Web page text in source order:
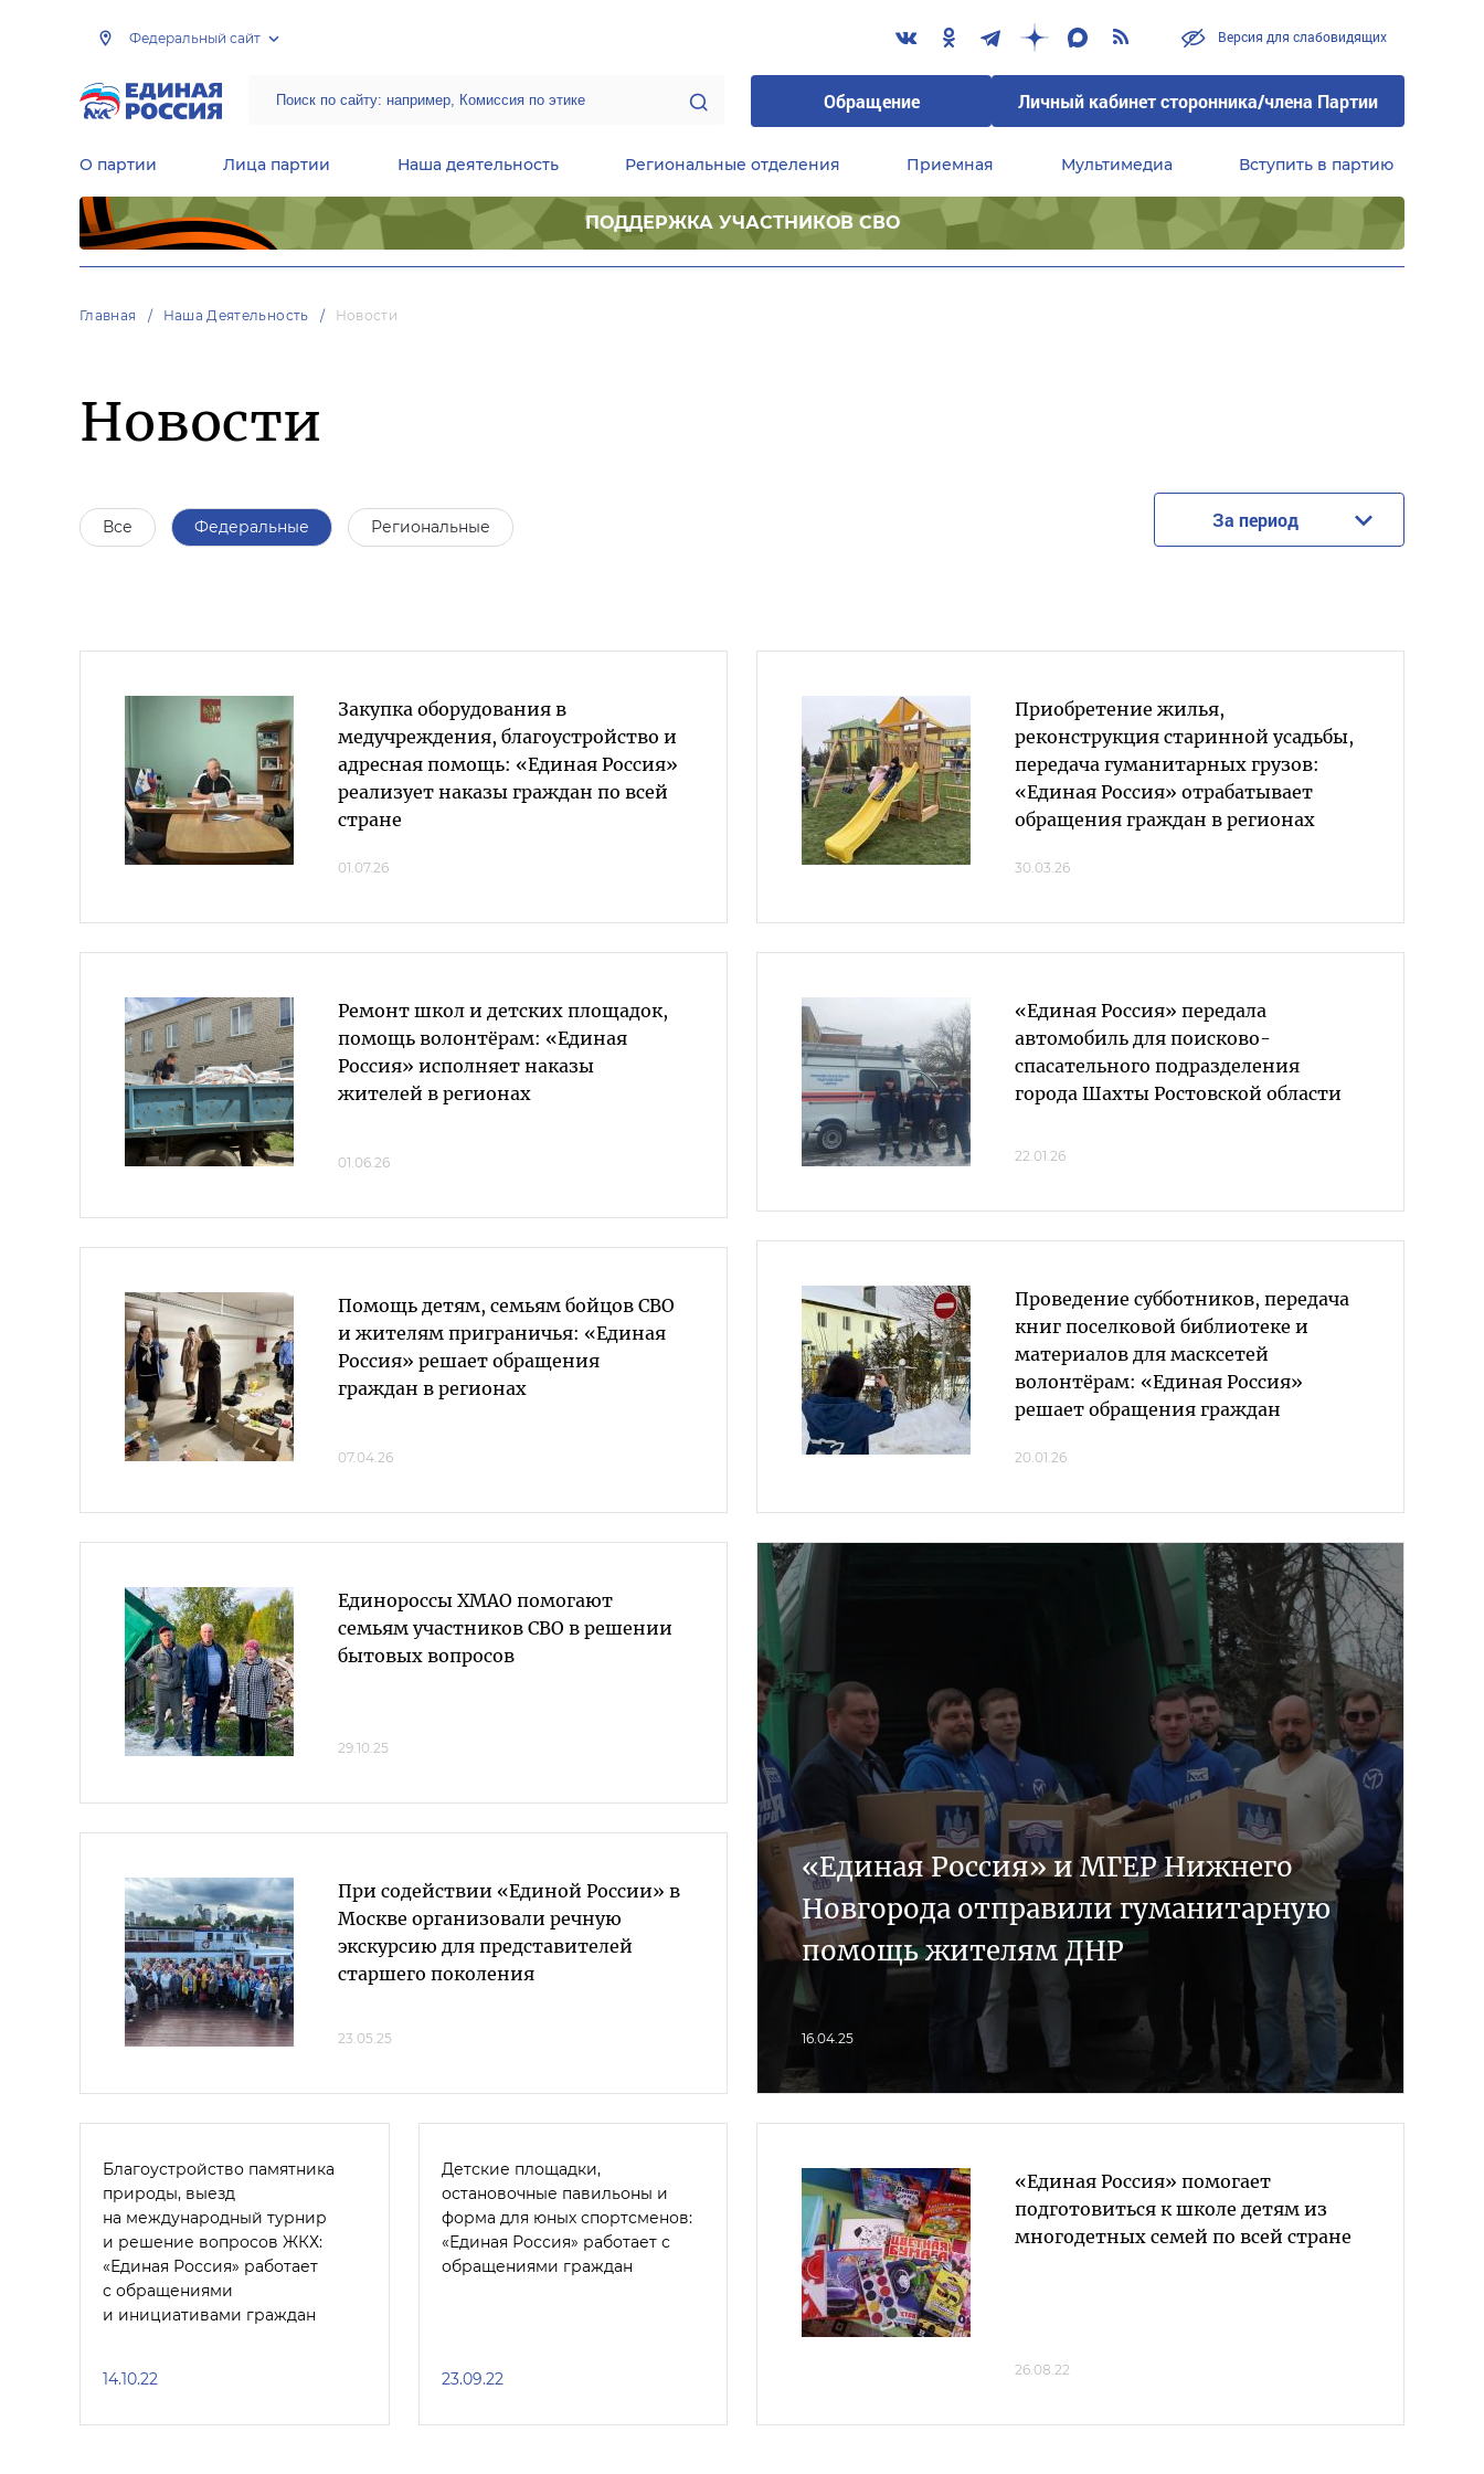
Федеральный сайт Версия для слабовидящих
Обращение Личный кабинет сторонника/члена Партии
О партии Лица партии Наша деятельность Региональные отделения Приемная Мультимедиа Вступить в партию
ПОДДЕРЖКА УЧАСТНИКОВ СВО
Главная Наша Деятельность Новости
Новости
Все Федеральные Региональные За период
Закупка оборудования в
медучреждения, благоустройство и
адресная помощь: «Единая Россия»
реализует наказы граждан по всей
стране
01.07.26
Ремонт школ и детских площадок,
помощь волонтёрам: «Единая
Россия» исполняет наказы
жителей в регионах
01.06.26
Помощь детям, семьям бойцов СВО
и жителям приграничья: «Единая
Россия» решает обращения
граждан в регионах
07.04.26
Приобретение жилья,
реконструкция старинной усадьбы,
передача гуманитарных грузов:
«Единая Россия» отрабатывает
обращения граждан в регионах
30.03.26
«Единая Россия» передала
автомобиль для поисково-
спасательного подразделения
города Шахты Ростовской области
22.01.26
Проведение субботников, передача
книг поселковой библиотеке и
материалов для масксетей
волонтёрам: «Единая Россия»
решает обращения граждан
20.01.26
Единороссы ХМАО помогают
семьям участников СВО в решении
бытовых вопросов
29.10.25
При содействии «Единой России» в
Москве организовали речную
экскурсию для представителей
старшего поколения
23.05.25
«Единая Россия» и МГЕР Нижнего
Новгорода отправили гуманитарную
помощь жителям ДНР
16.04.25
Благоустройство памятника
природы, выезд
на международный турнир
и решение вопросов ЖКХ:
«Единая Россия» работает
с обращениями
и инициативами граждан
14.10.22
Детские площадки,
остановочные павильоны и
форма для юных спортсменов:
«Единая Россия» работает с
обращениями граждан
23.09.22
«Единая Россия» помогает
подготовиться к школе детям из
многодетных семей по всей стране
26.08.22